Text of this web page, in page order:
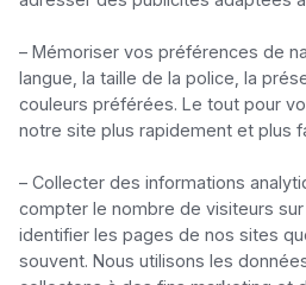
– Mémoriser vos préférences de
langue, la taille de la police, la
couleurs préférées. Le tout pour
notre site plus rapidement et plus
– Collecter des informations
compter le nombre de visiteurs
identifier les pages de nos sites
souvent. Nous utilisons les